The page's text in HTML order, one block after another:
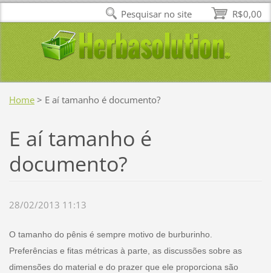
Home > E aí tamanho é documento?
E aí tamanho é
documento?
28/02/2013 11:13
O tamanho do pênis é sempre motivo de burburinho.
Preferências e fitas métricas à parte, as discussões sobre as
dimensões do material e do prazer que ele proporciona são
R$0,00
Pesquisar no site